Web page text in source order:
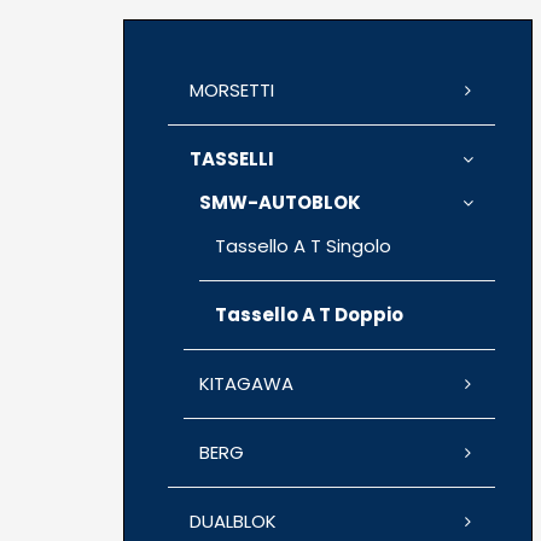
MORSETTI
TASSELLI
SMW-AUTOBLOK
Tassello A T Singolo
Tassello A T Doppio
KITAGAWA
BERG
DUALBLOK